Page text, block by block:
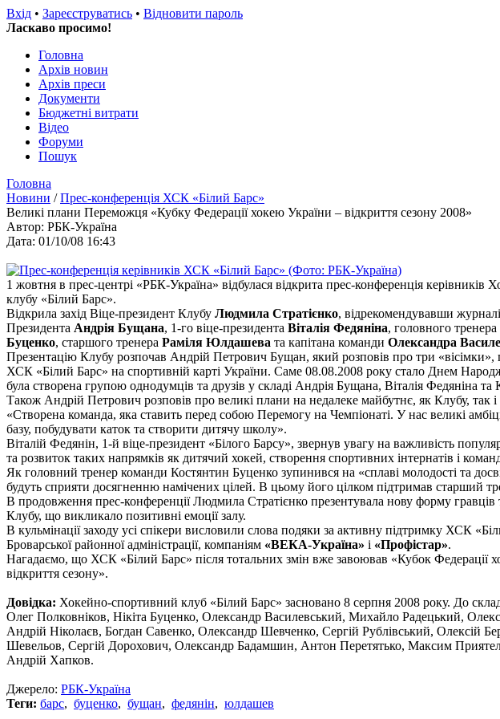
Вхід • Зареєструватись • Відновити пароль
Ласкаво просимо!
Головна
Архів новин
Архів преси
Документи
Бюджетні витрати
Відео
Форуми
Пошук
Головна
Новини /Прес-конференція ХСК «Білий Барс»
Великі плани Переможця «Кубку Федерації хокею України – відкриття сезону 2008»
Автор: РБК-Україна
Дата: 01/10/08 16:43
1 жовтня в прес-центрі «РБК-Україна» відбулася відкрита прес-конференція керівників
клубу «Білий Барс».
Відкрила захід Віце-президент Клубу Людмила Стратієнко, відрекомендувавши
Президента Андрія Бущана, 1-го віце-президента Віталія Федяніна, головного тренера
Буценко, старшого тренера Раміля Юлдашева та капітана команди Олександра
Презентацію Клубу розпочав Андрій Петрович Бущан, який розповів про три «вісімки»,
ХСК «Білий Барс» на спортивній карті України. Саме 08.08.2008 року стало Днем
була створена групою однодумців та друзів у складі Андрія Бущана, Віталія Федяніна
Також Андрій Петрович розповів про великі плани на недалеке майбутнє, як Клубу, так і
«Створена команда, яка ставить перед собою Перемогу на Чемпіонаті. У нас великі
базу, побудувати каток та створити дитячу школу».
Віталій Федянін, 1-й віце-президент «Білого Барсу», звернув увагу на важливість
та розвиток таких напрямків як дитячий хокей, створення спортивних інтернатів і
Як головний тренер команди Костянтин Буценко зупинився на «сплаві молодості та
будуть сприяти досягненню намічених цілей. В цьому його цілком підтримав старший
В продовження прес-конференції Людмила Стратієнко презентувала нову форму
Клубу, що викликало позитивні емоції залу.
В кульмінації заходу усі спікери висловили слова подяки за активну підтримку ХСК
Броварської районної адміністрації, компаніям «ВЕКА-Україна» і «Профістар».
Нагадаємо, що ХСК «Білий Барс» після тотальних змін вже завоював «Кубок Федерації
відкриття сезону».
Довідка: Хокейно-спортивний клуб «Білий Барс» засновано 8 серпня 2008 року. До
Олег Полковніков, Нікіта Буценко, Олександр Василевський, Михайло Радецький,
Андрій Ніколаєв, Богдан Савенко, Олександр Шевченко, Сергій Рублівський, Олексій
Шевельов, Сергій Дорохович, Олександр Бадамшин, Антон Перетятько, Максим
Андрій Хапков.
Джерело: РБК-Україна
Теги: барс, буценко, бущан, федянін, юлдашев